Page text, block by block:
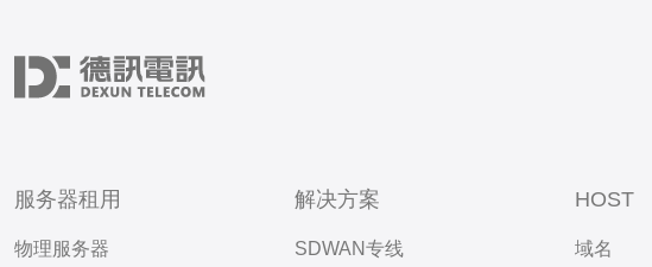
服务器租用
物理服务器
解决方案
SDWAN专线
HOST
域名